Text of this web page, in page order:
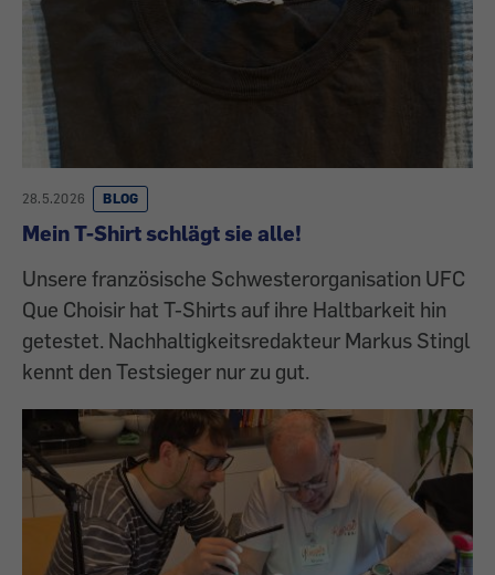
28.5.2026 BLOG
Mein T-Shirt schlägt sie alle!
Unsere französische Schwesterorganisation UFC
Que Choisir hat T-Shirts auf ihre Haltbarkeit hin
getestet. Nachhaltigkeitsredakteur Markus Stingl
kennt den Testsieger nur zu gut.